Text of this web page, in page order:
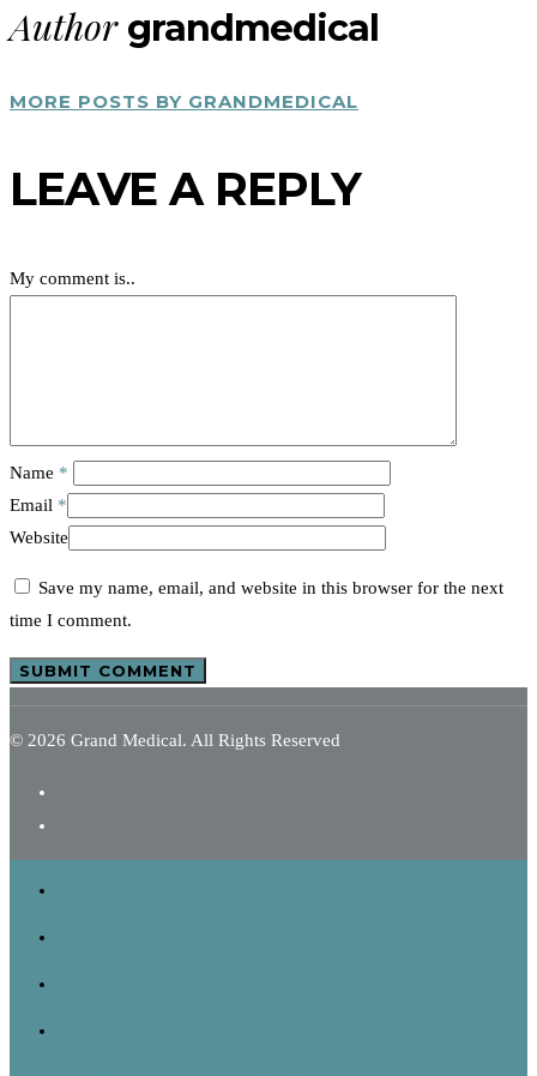
Authorgrandmedical
MORE POSTS BY GRANDMEDICAL
LEAVE A REPLY
My comment is..
Name *
Email *
Website
Save my name, email, and website in this browser for the next
time I comment.
© 2026 Grand Medical. All Rights Reserved
Home